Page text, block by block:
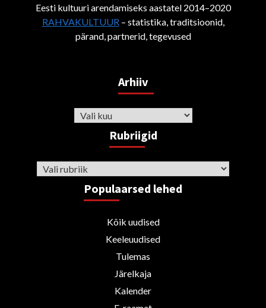
Eesti kultuuri arendamiseks aastatel 2014–2020
RAHVAKULTUUR– statistika, traditsioonid,
pärand, partnerid, tegevused
Arhiiv
Arhiiv
Rubriigid
Rubriigid
Populaarsed lehed
Kõik uudised
Keeleuudised
Tulemas
Järelkaja
Kalender